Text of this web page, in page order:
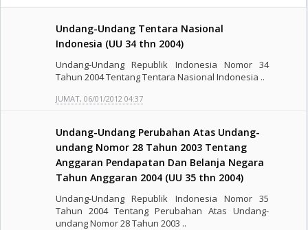
Undang-Undang Tentara Nasional
Indonesia (UU 34 thn 2004)
Undang-Undang Republik Indonesia Nomor 34
Tahun 2004 Tentang Tentara Nasional Indonesia ..
JUMAT, 06/01/2012 04:37
Undang-Undang Perubahan Atas Undang-
undang Nomor 28 Tahun 2003 Tentang
Anggaran Pendapatan Dan Belanja Negara
Tahun Anggaran 2004 (UU 35 thn 2004)
Undang-Undang Republik Indonesia Nomor 35
Tahun 2004 Tentang Perubahan Atas Undang-
undang Nomor 28 Tahun 2003 ..